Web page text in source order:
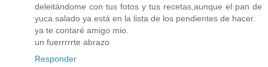
deleitándome con tus fotos y tus recetas,aunque el pan de
yuca salado ya está en la lista de los pendientes de hacer.
ya te contaré amigo mio.
un fuerrrrrte abrazo
Responder